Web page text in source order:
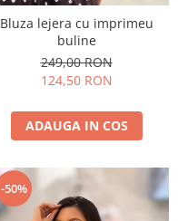
Bluza lejera cu imprimeu
buline
249,00 RON
124,50 RON
ADAUGA IN COS
-50%